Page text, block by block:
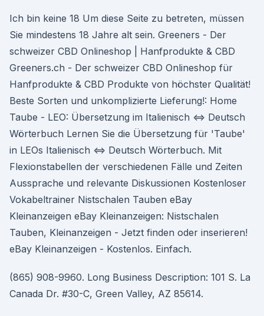
Ich bin keine 18 Um diese Seite zu betreten, müssen
Sie mindestens 18 Jahre alt sein. Greeners - Der
schweizer CBD Onlineshop | Hanfprodukte & CBD
Greeners.ch - Der schweizer CBD Onlineshop für
Hanfprodukte & CBD Produkte von höchster Qualität!
Beste Sorten und unkomplizierte Lieferung!: Home
Taube - LEO: Übersetzung im Italienisch ⇔ Deutsch
Wörterbuch Lernen Sie die Übersetzung für 'Taube'
in LEOs Italienisch ⇔ Deutsch Wörterbuch. Mit
Flexionstabellen der verschiedenen Fälle und Zeiten
Aussprache und relevante Diskussionen Kostenloser
Vokabeltrainer Nistschalen Tauben eBay
Kleinanzeigen eBay Kleinanzeigen: Nistschalen
Tauben, Kleinanzeigen - Jetzt finden oder inserieren!
eBay Kleinanzeigen - Kostenlos. Einfach.
(865) 908-9960. Long Business Description: 101 S. La
Canada Dr. #30-C, Green Valley, AZ 85614.